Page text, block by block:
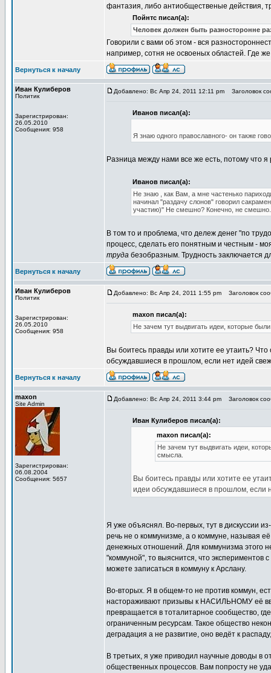
фантазия, либо антиобщественые действия,
Пойнтс писал(а):
Человек должен быть разносторонне
Говорили с вами об этом - вся
например, сотня не освоеных областей. Где
Вернуться к началу
Иван Кулиберов
Политик
Зарегистрирован:
26.05.2010
Сообщения: 958
Добавлено: Вс Апр 24, 2011 12:11 pm Заголовок
Иванов писал(а):
Я знаю одного православного- он также
Разница между нами все же есть, потому что
Иванов писал(а):
Не знаю , как Вам, а мне частенько
начинал "раздачу слонов" говорил
участию)" Не смешно? Конечно, не смешно.
В том то и проблема, что дележ денег "по
процесс, сделать его понятным и честным -
труда безобразным. Трудность заключается
Вернуться к началу
Иван Кулиберов
Политик
Зарегистрирован:
26.05.2010
Сообщения: 958
Добавлено: Вс Апр 24, 2011 1:55 pm Заголовок
maxon писал(а):
Не зачем тут выдвигать идеи, которые
Вы боитесь правды или хотите ее утаить?
обсуждавшиеся в прошлом, если нет идей
Вернуться к началу
maxon
Site Admin
Зарегистрирован:
06.08.2004
Сообщения: 5657
Добавлено: Вс Апр 24, 2011 3:44 pm Заголовок
Иван Кулиберов писал(а):
maxon писал(а):
Не зачем тут выдвигать идеи,
смысла.
Вы боитесь правды или хотите ее
идеи обсуждавшиеся в прошлом, если
Я уже объяснял. Во-первых, тут в дискуссии
речь не о коммунизме, а о коммуне, называя
денежных отношений. Для коммунизма этого
"коммуной", то выяснится, что экспериментов
можете записаться в коммуну к Арслану.
Во-вторых. Я в общем-то не против коммун,
настораживают призывы к НАСИЛЬНОМУ её
превращается в тоталитарное сообщество,
ограниченным ресурсам. Такое общество
деградация а не развитие, оно ведёт к
В третьих, я уже приводил научные доводы в
общественных процессов. Вам попросту не